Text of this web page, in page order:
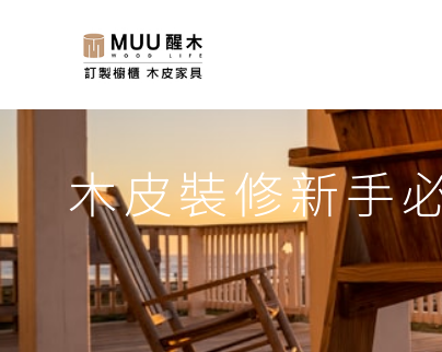
木皮裝修新手